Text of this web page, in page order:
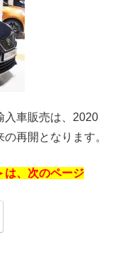
入車販売は、2020
再開となります。
は、次のページ